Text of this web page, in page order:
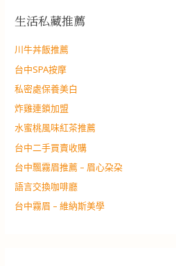
生活私藏推薦
川牛丼飯推薦
台中SPA按摩
私密處保養美白
炸雞連鎖加盟
水蜜桃風味紅茶推薦
台中二手買賣收購
台中飄霧眉推薦 – 眉心朶朶
語言交換咖啡廳
台中霧眉 – 維納斯美學